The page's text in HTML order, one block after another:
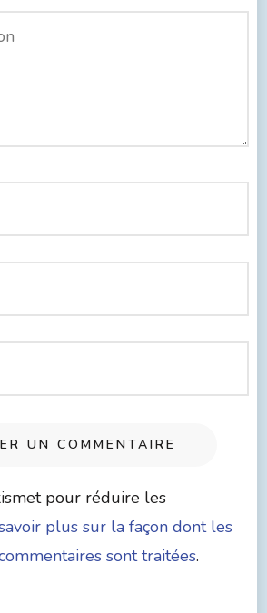
pour réduire les
plus sur la façon dont les
sont traitées.